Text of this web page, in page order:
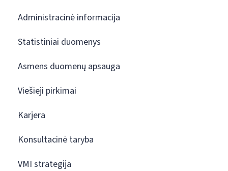
Administracinė informacija
Statistiniai duomenys
Asmens duomenų apsauga
Viešieji pirkimai
Karjera
Konsultacinė taryba
VMI strategija